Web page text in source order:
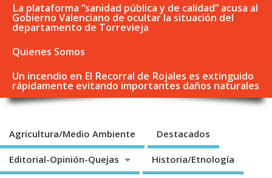
La plataforma “sanidad pública y de calidad” acusa al
Gobierno Valenciano de ocultar la situación del
departamento de Torrevieja
Quienes Somos
Un incendio en El Recorral de Rojales es extinguido
rápidamente evitando importantes daños naturales
Agricultura/Medio Ambiente Destacados
Editorial-Opinión-Quejas Historia/Etnología